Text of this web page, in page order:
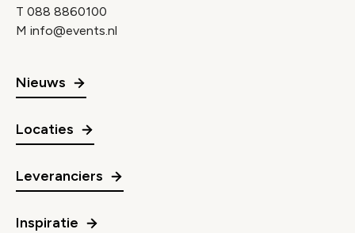
T 088 8860100
M info@events.nl
Nieuws
Locaties
Leveranciers
Inspiratie